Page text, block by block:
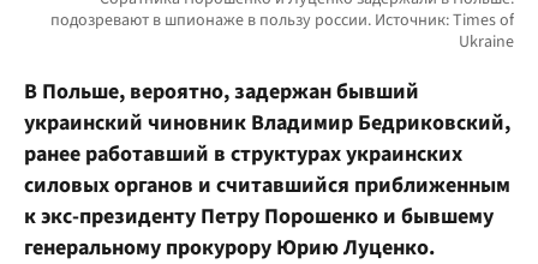
В Польше, вероятно, задержан бывший
украинский чиновник Владимир Бедриковский,
ранее работавший в структурах украинских
силовых органов и считавшийся приближенным
к экс-президенту Петру Порошенко и бывшему
генеральному прокурору Юрию Луценко.